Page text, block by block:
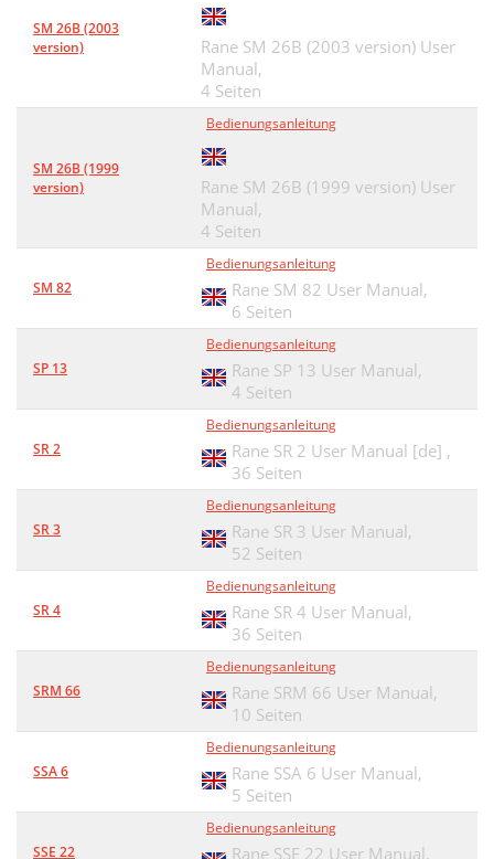
SM 26B (2003
version)
Rane SM 26B (2003 version) User
Manual,
4 Seiten
SM 26B (1999
version)
Bedienungsanleitung
Rane SM 26B (1999 version) User
Manual,
4 Seiten
SM 82
Bedienungsanleitung
Rane SM 82 User Manual,
6 Seiten
SP 13
Bedienungsanleitung
Rane SP 13 User Manual,
4 Seiten
SR 2
Bedienungsanleitung
Rane SR 2 User Manual [de] ,
36 Seiten
SR 3
Bedienungsanleitung
Rane SR 3 User Manual,
52 Seiten
SR 4
Bedienungsanleitung
Rane SR 4 User Manual,
36 Seiten
SRM 66
Bedienungsanleitung
Rane SRM 66 User Manual,
10 Seiten
SSA 6
Bedienungsanleitung
Rane SSA 6 User Manual,
5 Seiten
SSE 22
Bedienungsanleitung
Rane SSE 22 User Manual,